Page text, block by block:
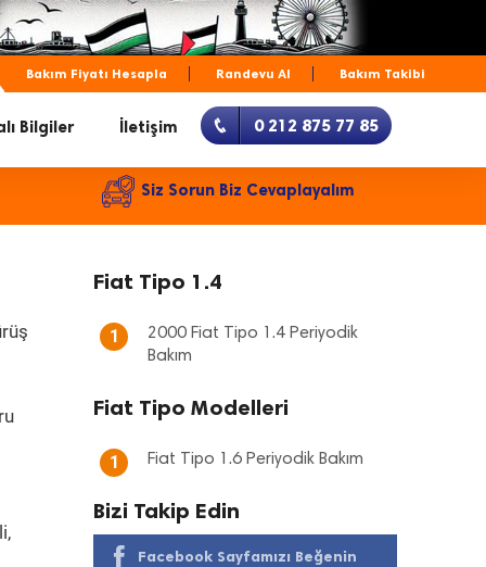
Bakım Fiyatı Hesapla Randevu Al Bakım Takibi
Bilgiler İletişim 0 212 875 77 85
Siz Sorun Biz Cevaplayalım
Fiat Tipo 1.4
1
2000 Fiat Tipo 1.4 Periyodik
Bakım
Fiat Tipo Modelleri
1 Fiat Tipo 1.6 Periyodik Bakım
Bizi Takip Edin
Facebook Sayfamızı Beğenin